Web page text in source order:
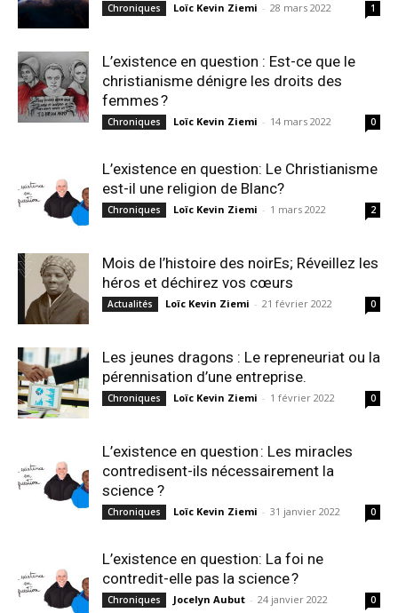
Chroniques Loïc Kevin Ziemi - 28 mars 2022 1
L’existence en question : Est-ce que le
christianisme dénigre les droits des
femmes ?
Chroniques Loïc Kevin Ziemi - 14 mars 2022 0
L’existence en question: Le Christianisme
est-il une religion de Blanc?
Chroniques Loïc Kevin Ziemi - 1 mars 2022 2
Mois de l’histoire des noirEs; Réveillez les
héros et déchirez vos cœurs
Actualités Loïc Kevin Ziemi - 21 février 2022 0
Les jeunes dragons : Le repreneuriat ou la
pérennisation d’une entreprise.
Chroniques Loïc Kevin Ziemi - 1 février 2022 0
L’existence en question : Les miracles
contredisent-ils nécessairement la
science ?
Chroniques Loïc Kevin Ziemi - 31 janvier 2022 0
L’existence en question: La foi ne
contredit-elle pas la science ?
Chroniques Jocelyn Aubut - 24 janvier 2022 0